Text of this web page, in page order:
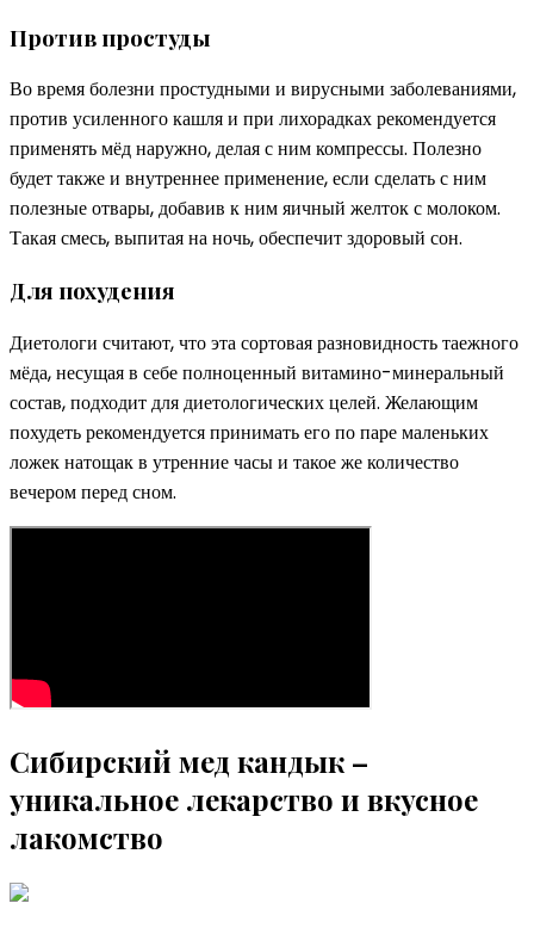
Против простуды
Во время болезни простудными и вирусными заболеваниями,
против усиленного кашля и при лихорадках рекомендуется
применять мёд наружно, делая с ним компрессы. Полезно
будет также и внутреннее применение, если сделать с ним
полезные отвары, добавив к ним яичный желток с молоком.
Такая смесь, выпитая на ночь, обеспечит здоровый сон.
Для похудения
Диетологи считают, что эта сортовая разновидность таежного
мёда, несущая в себе полноценный витамино-минеральный
состав, подходит для диетологических целей. Желающим
похудеть рекомендуется принимать его по паре маленьких
ложек натощак в утренние часы и такое же количество
вечером перед сном.
Сибирский мед кандык –
уникальное лекарство и вкусное
лакомство